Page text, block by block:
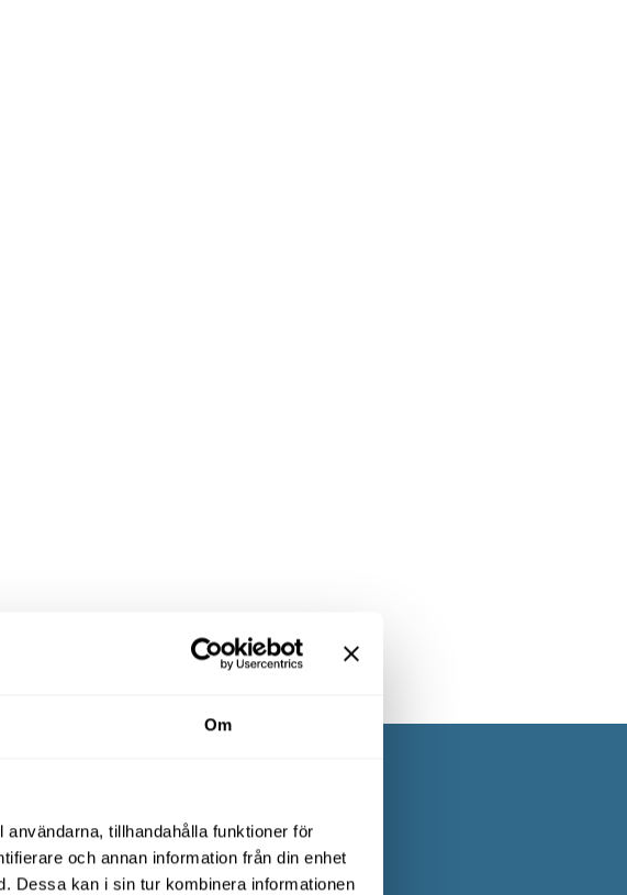
Om
tillhandahålla funktioner för
och annan information från din enhet
Dessa kan i sin tur kombinera informationen
oväntat smart kontorshus där du får